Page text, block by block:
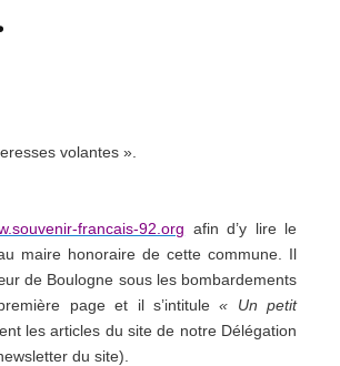
volantes ».
francais-92.org afin d’y lire le
maire honoraire de cette commune. Il
de Boulogne sous les bombardements
page et il s’intitule« Un petit
les articles du site de notre Délégation
du site).